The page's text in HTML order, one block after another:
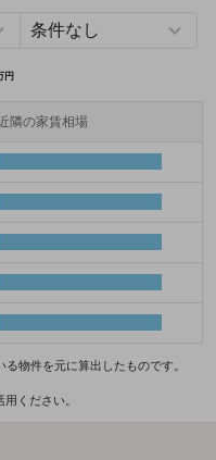
円
隣の家賃相場
物件を元に算出したものです。
ください。